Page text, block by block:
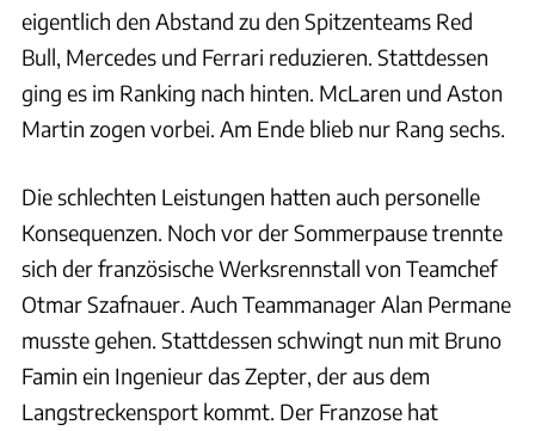
eigentlich den Abstand zu den Spitzenteams Red
Bull, Mercedes und Ferrari reduzieren. Stattdessen
ging es im Ranking nach hinten. McLaren und Aston
Martin zogen vorbei. Am Ende blieb nur Rang sechs.
Die schlechten Leistungen hatten auch personelle
Konsequenzen. Noch vor der Sommerpause trennte
sich der französische Werksrennstall von Teamchef
Otmar Szafnauer. Auch Teammanager Alan Permane
musste gehen. Stattdessen schwingt nun mit Bruno
Famin ein Ingenieur das Zepter, der aus dem
Langstreckensport kommt. Der Franzose hat